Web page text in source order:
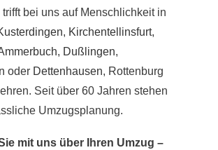
trifft bei uns auf Menschlichkeit in
, Kirchentellinsfurt,
, Dußlingen,
oder Dettenhausen, Rottenburg
Seit über 60 Jahren stehen
Umzugsplanung.
mit uns über Ihren Umzug –